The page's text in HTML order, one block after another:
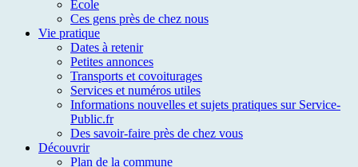
École
Ces gens près de chez nous
Vie pratique
Dates à retenir
Petites annonces
Transports et covoiturages
Services et numéros utiles
Informations nouvelles et sujets pratiques sur Service-
Public.fr
Des savoir-faire près de chez vous
Découvrir
Plan de la commune